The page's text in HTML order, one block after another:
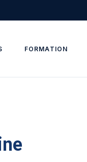
FORMATION